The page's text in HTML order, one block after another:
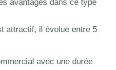
avantages dans ce type
attractif, il évolue entre 5
avec une durée